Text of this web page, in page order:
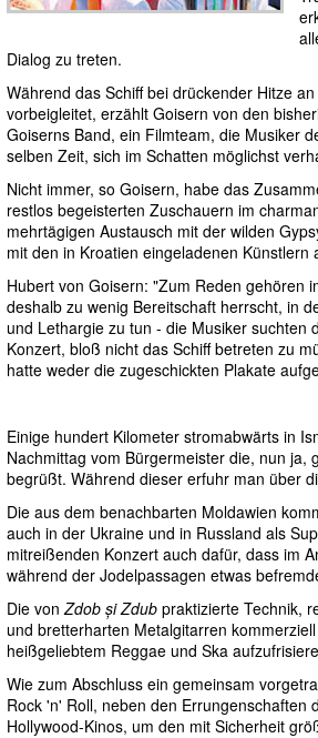
Dialog zu treten.
Während das Schiff bei drückender Hitze
vorbeigleitet, erzählt Goisern von den
Goiserns Band, ein Filmteam, die Musiker
selben Zeit, sich im Schatten möglichst
Nicht immer, so Goisern, habe das
restlos begeisterten Zuschauern im
mehrtägigen Austausch mit der wilden
mit den in Kroatien eingeladenen
Hubert von Goisern: "Zum Reden gehören
deshalb zu wenig Bereitschaft herrscht, in
und Lethargie zu tun - die Musiker suchten
Konzert, bloß nicht das Schiff betreten zu
hatte weder die zugeschickten Plakate
Einige hundert Kilometer stromabwärts in
Nachmittag vom Bürgermeister die, nun
begrüßt. Während dieser erfuhr man über
Die aus dem benachbarten Moldawien
auch in der Ukraine und in Russland als
mitreißenden Konzert auch dafür, dass im
während der Jodelpassagen etwas
Die vonZdob și Zdub praktizierte Technik,
und bretterharten Metalgitarren
heißgeliebtem Reggae und Ska
Wie zum Abschluss ein gemeinsam
Rock 'n' Roll, neben den Errungenschaften
Hollywood-Kinos, um den mit Sicherheit